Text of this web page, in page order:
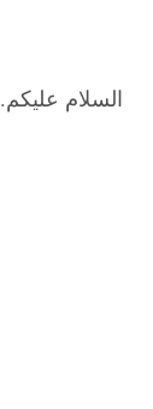
السلام عليكم.